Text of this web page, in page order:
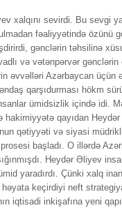
xalqını sevirdi. Bu sevgi
fəaliyyətində özünü
gənclərin təhsilinə
və vətənpərvər
əvvəlləri Azərbaycan üçün
qarşıdurması hökm
ümidsizlik içində idi.
hakimiyyətə qayıdan
qətiyyəti və siyasi
başladı. O illərdə
Heydər Əliyev
yaradırdı. Çünki xalq
həyata keçirdiyi neft
iqtisadi inkişafına yeni